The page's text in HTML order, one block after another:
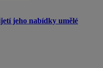
jeho nabídky umělé